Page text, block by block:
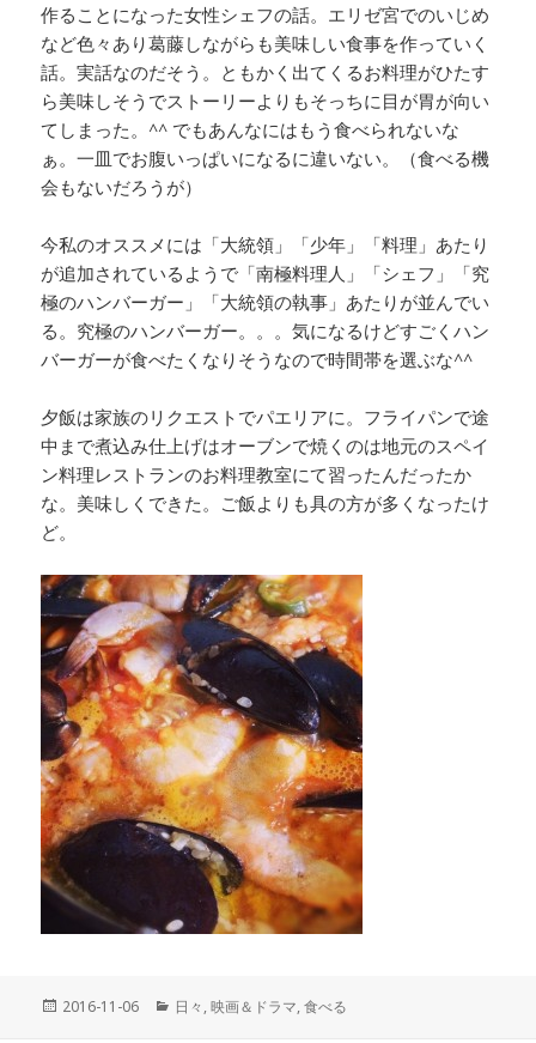
作ることになった女性シェフの話。エリゼ宮でのいじめ
など色々あり葛藤しながらも美味しい食事を作っていく
話。実話なのだそう。ともかく出てくるお料理がひたす
ら美味しそうでストーリーよりもそっちに目が胃が向い
てしまった。^^ でもあんなにはもう食べられないな
ぁ。一皿でお腹いっぱいになるに違いない。（食べる機
会もないだろうが）
今私のオススメには「大統領」「少年」「料理」あたり
が追加されているようで「南極料理人」「シェフ」「究
極のハンバーガー」「大統領の執事」あたりが並んでい
る。究極のハンバーガー。。。気になるけどすごくハン
バーガーが食べたくなりそうなので時間帯を選ぶな^^
夕飯は家族のリクエストでパエリアに。フライパンで途
中まで煮込み仕上げはオーブンで焼くのは地元のスペイ
ン料理レストランのお料理教室にて習ったんだったか
な。美味しくできた。ご飯よりも具の方が多くなったけ
ど。
投
2016-11-06
カ
日々 ,映画＆ドラマ,食べる